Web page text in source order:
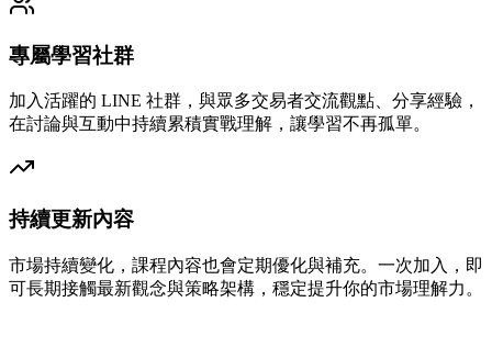
專屬學習社群
加入活躍的 LINE 社群，與眾多交易者交流觀點、分享經驗，
在討論與互動中持續累積實戰理解，讓學習不再孤單。
持續更新內容
市場持續變化，課程內容也會定期優化與補充。一次加入，即
可長期接觸最新觀念與策略架構，穩定提升你的市場理解力。